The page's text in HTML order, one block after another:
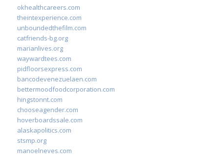
okhealthcareers.com
theintexperience.com
unboundedthefilm.com
catfriends-bg.org
marianlives.org
waywardtees.com
pidfloorsexpress.com
bancodevenezuelaen.com
bettermoodfoodcorporation.com
hingstonnt.com
chooseagender.com
hoverboardssale.com
alaskapolitics.com
stsmp.org
manoelneves.com